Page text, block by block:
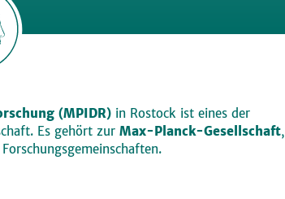
(MPIDR)in Rostock ist eines der
Es gehört zur Max-Planck-Gesellschaft,